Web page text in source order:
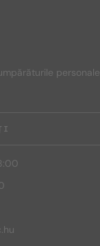
personale